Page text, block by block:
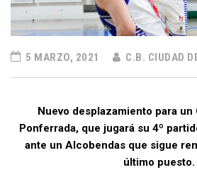
5 MARZO, 2021 C.B. CIUDAD
Nuevo desplazamiento para un
Ponferrada, que jugará su 4º
ante un Alcobendas que sigue
último puesto.